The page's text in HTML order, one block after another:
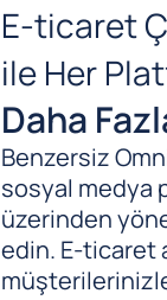
E-ticaret
ile Her
Daha
Benzersiz
sosyal medya
üzerinden
edin. E-ticaret